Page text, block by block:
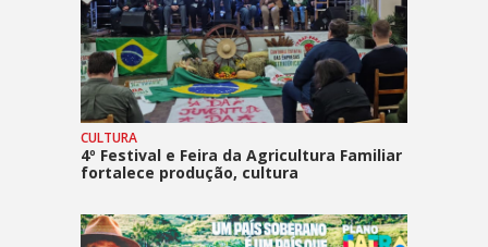
CULTURA
4º Festival e Feira da Agricultura Familiar
fortalece produção, cultura